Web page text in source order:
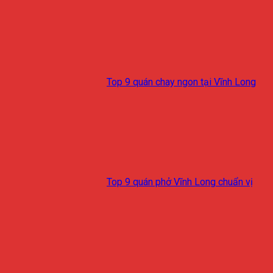
Top 9 quán chay ngon tại Vĩnh Long
Top 9 quán phở Vĩnh Long chuẩn vị